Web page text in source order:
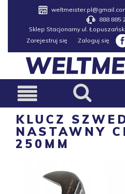
888 885
Sklep Stacjonarny ul.
Zarejestruj się
Zaloguj się
KLUCZ
NASTAWNY
250MM